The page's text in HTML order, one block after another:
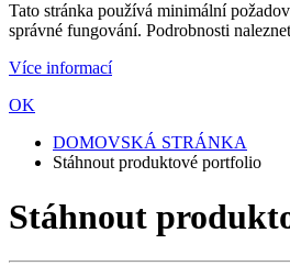
Tato stránka používá minimální
správné fungování. Podrobnosti
Více informací
OK
DOMOVSKÁ STRÁNKA
Stáhnout produktové portfolio
Stáhnout